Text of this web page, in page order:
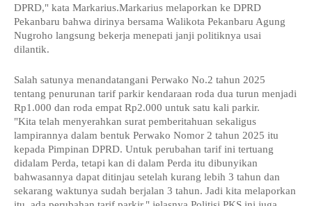
DPRD," kata Markarius.Markarius melaporkan ke DPRD
Pekanbaru bahwa dirinya bersama Walikota Pekanbaru Agung
Nugroho langsung bekerja menepati janji politiknya usai
dilantik.
Salah satunya menandatangani Perwako No.2 tahun 2025
tentang penurunan tarif parkir kendaraan roda dua turun menjadi
Rp1.000 dan roda empat Rp2.000 untuk satu kali parkir.
"Kita telah menyerahkan surat pemberitahuan sekaligus
lampirannya dalam bentuk Perwako Nomor 2 tahun 2025 itu
kepada Pimpinan DPRD. Untuk perubahan tarif ini tertuang
didalam Perda, tetapi kan di dalam Perda itu dibunyikan
bahwasannya dapat ditinjau setelah kurang lebih 3 tahun dan
sekarang waktunya sudah berjalan 3 tahun. Jadi kita melaporkan